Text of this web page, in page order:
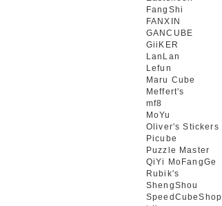
FangShi
FANXIN
GANCUBE
GiiKER
LanLan
Lefun
Maru Cube
Meffert's
mf8
MoYu
Oliver's Stickers
Picube
Puzzle Master
QiYi MoFangGe
Rubik's
ShengShou
SpeedCubeShop